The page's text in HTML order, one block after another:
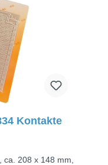
Kontakte
208 x 148 mm,